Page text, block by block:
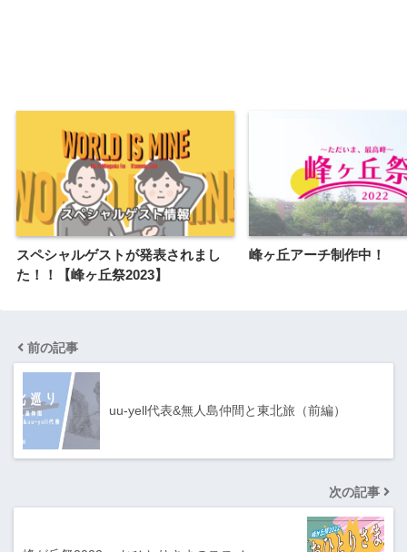
スペシャルゲストが発表されまし
た！！【峰ヶ丘祭2023】
峰ヶ丘アーチ制作中！
前の記事
uu-yell代表&無人島仲間と東北旅（前編）
次の記事